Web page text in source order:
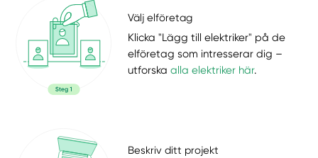
Välj elföretag
Klicka "Lägg till elektriker" på de
elföretag som intresserar dig –
utforskaalla elektriker här.
Beskriv ditt projekt